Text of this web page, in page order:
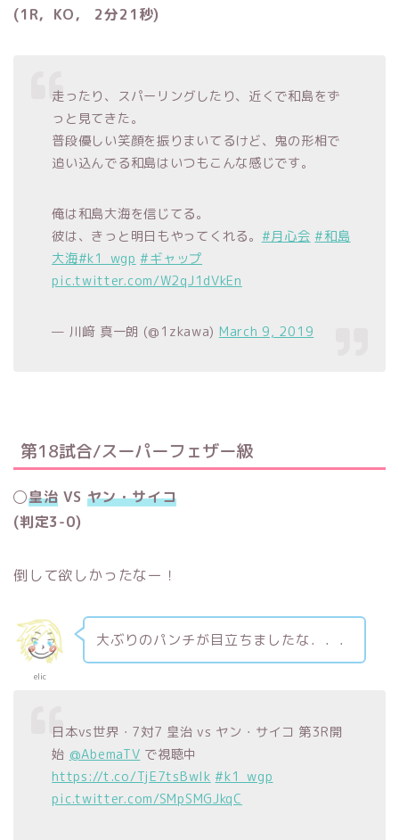
(1R，KO， 2分21秒)
走ったり、スパーリングしたり、近くで和島をず
っと見てきた。
普段優しい笑顔を振りまいてるけど、鬼の形相で
追い込んでる和島はいつもこんな感じです。
俺は和島大海を信じてる。
彼は、きっと明日もやってくれる。 #月心会 #和島
大海#k1_wgp #ギャップ
pic.twitter.com/W2qJ1dVkEn
— 川﨑 真一朗 (@1zkawa) March 9, 2019
第18試合/スーパーフェザー級
◯皇治 VS ヤン・サイコ
(判定3-0)
倒して欲しかったなー！
elic
大ぶりのパンチが目立ちましたな．．．
日本vs世界・7対7 皇治 vs ヤン・サイコ 第3R開
始 @AbemaTV で視聴中
https://t.co/TjE7tsBwlk #k1_wgp
pic.twitter.com/SMpSMGJkqC